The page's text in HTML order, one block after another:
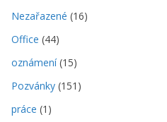
Nezařazené (16)
Office (44)
oznámení(15)
Pozvánky (151)
práce (1)